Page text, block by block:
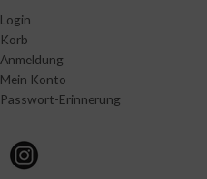
Login
Korb
Anmeldung
Mein Konto
Passwort-Erinnerung